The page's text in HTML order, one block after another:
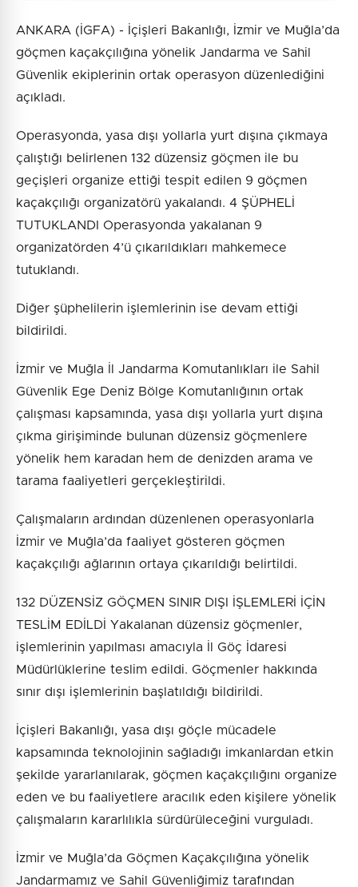
ANKARA (İGFA) - İçişleri Bakanlığı, İzmir ve Muğla’da
göçmen kaçakçılığına yönelik Jandarma ve Sahil
Güvenlik ekiplerinin ortak operasyon düzenlediğini
açıkladı.
Operasyonda, yasa dışı yollarla yurt dışına çıkmaya
çalıştığı belirlenen 132 düzensiz göçmen ile bu
geçişleri organize ettiği tespit edilen 9 göçmen
kaçakçılığı organizatörü yakalandı. 4 ŞÜPHELİ
TUTUKLANDI Operasyonda yakalanan 9
organizatörden 4’ü çıkarıldıkları mahkemece
tutuklandı.
Diğer şüphelilerin işlemlerinin ise devam ettiği
bildirildi.
İzmir ve Muğla İl Jandarma Komutanlıkları ile Sahil
Güvenlik Ege Deniz Bölge Komutanlığının ortak
çalışması kapsamında, yasa dışı yollarla yurt dışına
çıkma girişiminde bulunan düzensiz göçmenlere
yönelik hem karadan hem de denizden arama ve
tarama faaliyetleri gerçekleştirildi.
Çalışmaların ardından düzenlenen operasyonlarla
İzmir ve Muğla’da faaliyet gösteren göçmen
kaçakçılığı ağlarının ortaya çıkarıldığı belirtildi.
132 DÜZENSİZ GÖÇMEN SINIR DIŞI İŞLEMLERİ İÇİN
TESLİM EDİLDİ Yakalanan düzensiz göçmenler,
işlemlerinin yapılması amacıyla İl Göç İdaresi
Müdürlüklerine teslim edildi. Göçmenler hakkında
sınır dışı işlemlerinin başlatıldığı bildirildi.
İçişleri Bakanlığı, yasa dışı göçle mücadele
kapsamında teknolojinin sağladığı imkanlardan etkin
şekilde yararlanılarak, göçmen kaçakçılığını organize
eden ve bu faaliyetlere aracılık eden kişilere yönelik
çalışmaların kararlılıkla sürdürüleceğini vurguladı.
İzmir ve Muğla’da Göçmen Kaçakçılığına yönelik
Jandarmamız ve Sahil Güvenliğimiz tarafından